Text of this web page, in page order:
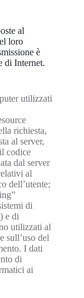
al
loro
è
di Internet.
utilizzati
richiesta,
al server,
codice
dal server
al
dell’utente;
di
e di
utilizzati al
sull’uso del
I dati
di
ai